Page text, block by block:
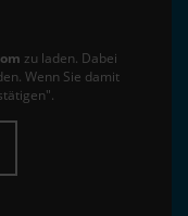
zu laden. Dabei
Wenn Sie damit